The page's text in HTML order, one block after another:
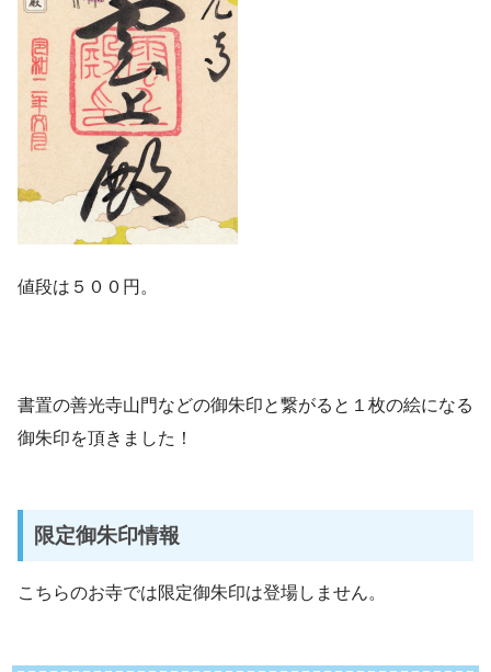
値段は５００円。
書置の善光寺山門などの御朱印と繋がると１枚の絵になる
御朱印を頂きました！
限定御朱印情報
こちらのお寺では限定御朱印は登場しません。